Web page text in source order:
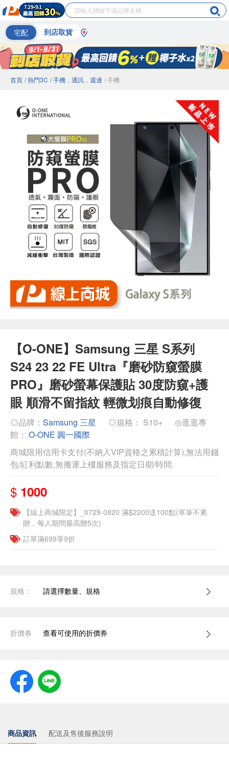
宅配 到店取貨
首頁 / 熱門3C / 手機．通訊．週邊 / 手機
【O-ONE】Samsung 三星 S系列
S24 23 22 FE Ultra『磨砂防窺螢膜
PRO』磨砂螢幕保護貼 30度防窺+護
眼 順滑不留指紋 輕微划痕自動修復
◎品牌： Samsung 三星 ◎規格： S10+
◎逛逛專
館： O-ONE 圓一國際
商城限用信用卡支付(不納入VIP資格之累積計算),無法用錢
包/紅利點數,無搬運上樓服務及指定日期/時間.
$ 1000
【線上商城限定】_0729-0820 滿$2200送100點(單筆不累
贈，每人期間最高贈5次)
訂單滿699享9折
規格： 請選擇數量、規格
折價券 查看可使用的折價券
商品資訊 配送及售後服務說明